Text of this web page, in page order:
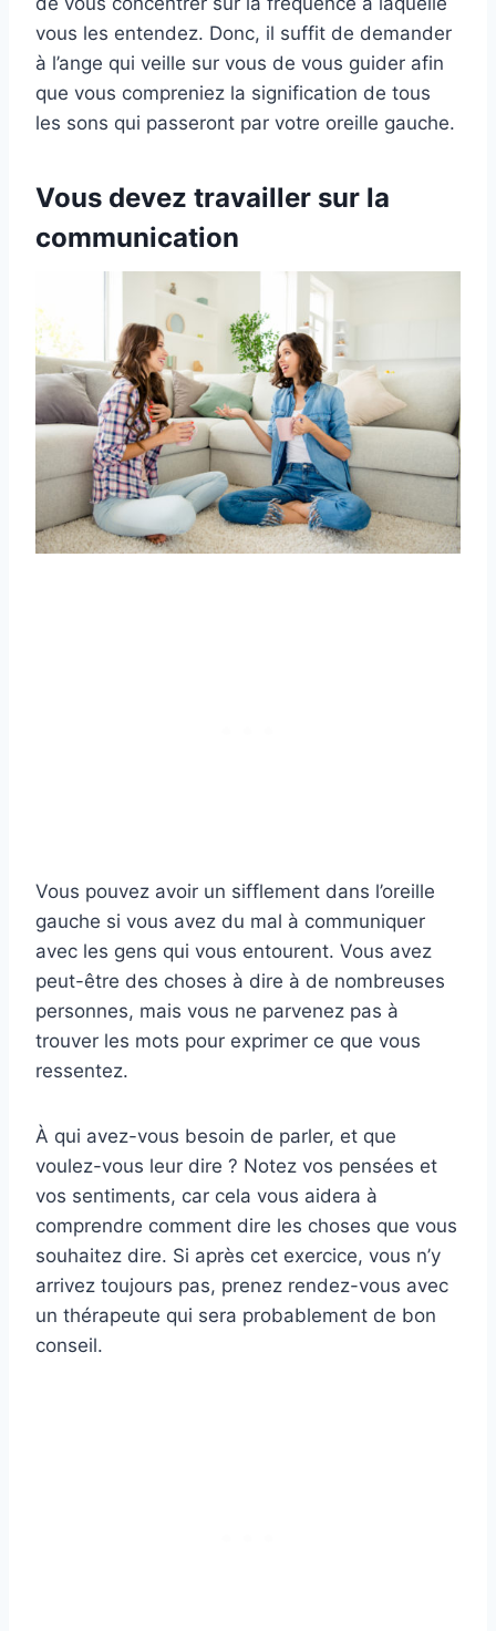
vous les entendez. Donc, il suffit de demander
à l’ange qui veille sur vous de vous guider afin
que vous compreniez la signification de tous
les sons qui passeront par votre oreille gauche.
Vous devez travailler sur la
communication
Vous pouvez avoir un sifflement dans l’oreille
gauche si vous avez du mal à communiquer
avec les gens qui vous entourent. Vous avez
peut-être des choses à dire à de nombreuses
personnes, mais vous ne parvenez pas à
trouver les mots pour exprimer ce que vous
ressentez.
À qui avez-vous besoin de parler, et que
voulez-vous leur dire ? Notez vos pensées et
vos sentiments, car cela vous aidera à
comprendre comment dire les choses que vous
souhaitez dire. Si après cet exercice, vous n’y
arrivez toujours pas, prenez rendez-vous avec
un thérapeute qui sera probablement de bon
conseil.